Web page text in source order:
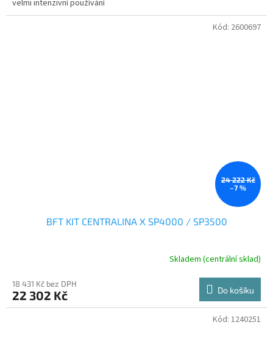
velmi intenzivní používání
24 222 Kč
–7 %
BFT KIT CENTRALINA X SP4000 / SP3500
Skladem (centrální sklad)
18 431 Kč bez DPH
22 302 Kč Do košíku
Kód: 2600697
Kód: 1240251